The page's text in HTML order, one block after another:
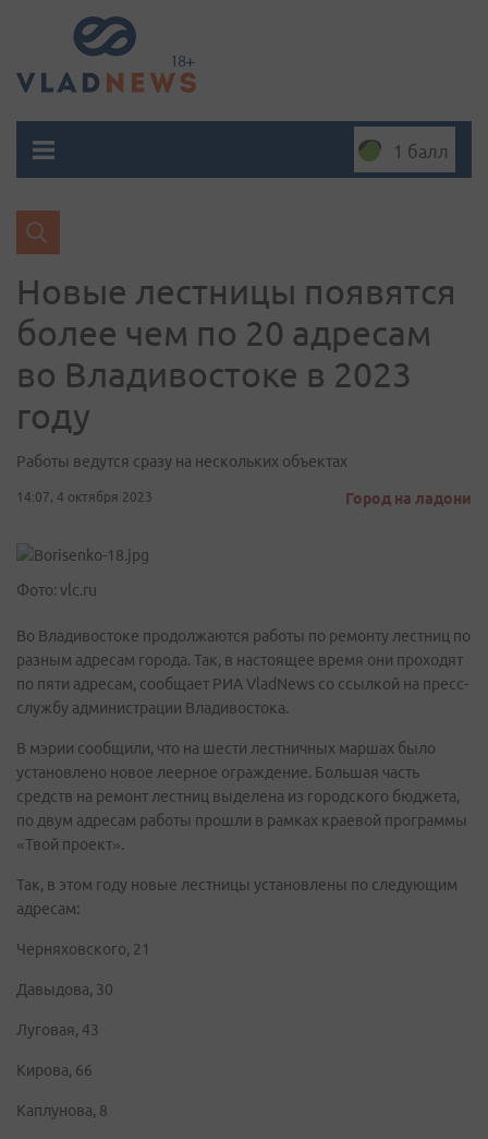
1 балл
Новые лестницы появятся
более чем по 20 адресам
во Владивостоке в 2023
году
Работы ведутся сразу на нескольких объектах
14:07, 4 октября 2023 Город на ладони
Фото: vlc.ru
Во Владивостоке продолжаются работы по ремонту лестниц по
разным адресам города. Так, в настоящее время они проходят
по пяти адресам, сообщает РИА VladNews со ссылкой на пресс-
службу администрации Владивостока.
В мэрии сообщили, что на шести лестничных маршах было
установлено новое леерное ограждение. Большая часть
средств на ремонт лестниц выделена из городского бюджета,
по двум адресам работы прошли в рамках краевой программы
«Твой проект».
Так, в этом году новые лестницы установлены по следующим
адресам:
Черняховского, 21
Давыдова, 30
Луговая, 43
Кирова, 66
Каплунова, 8